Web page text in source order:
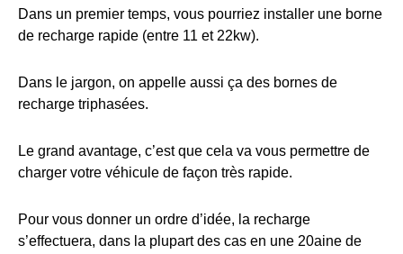
Dans un premier temps, vous pourriez installer une borne
de recharge rapide (entre 11 et 22kw).
Dans le jargon, on appelle aussi ça des bornes de
recharge triphasées.
Le grand avantage, c’est que cela va vous permettre de
charger votre véhicule de façon très rapide.
Pour vous donner un ordre d’idée, la recharge
s’effectuera, dans la plupart des cas en une 20aine de